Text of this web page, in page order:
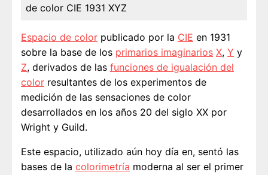
de color CIE 1931 XYZ
Espacio de color publicado por la CIE en 1931
sobre la base de los primarios imaginarios X, Y y
Z, derivados de las funciones de igualación del
color resultantes de los experimentos de
medición de las sensaciones de color
desarrollados en los años 20 del siglo XX por
Wright y Guild.
Este espacio, utilizado aún hoy día en, sentó las
bases de la colorimetría moderna al ser el primer